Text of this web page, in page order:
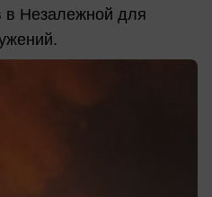
в Незалежной для